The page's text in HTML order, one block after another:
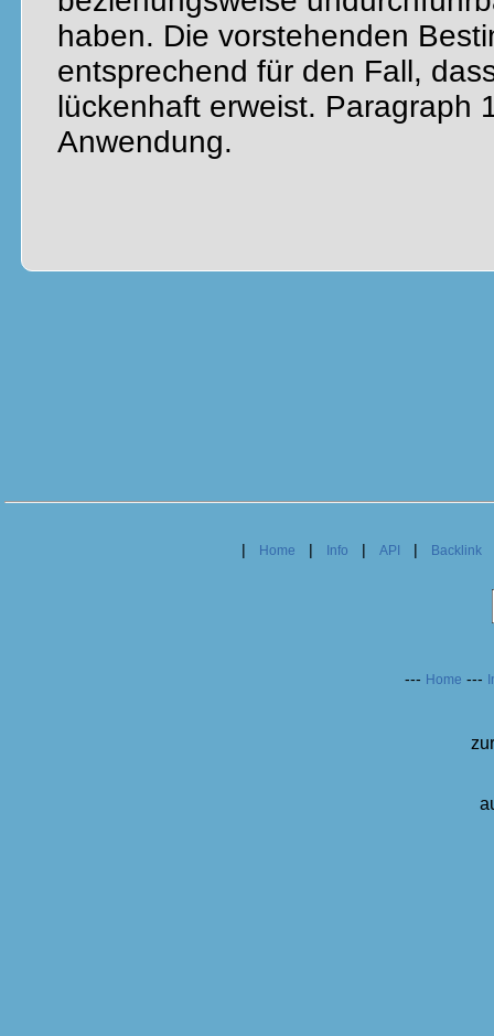
haben. Die vorstehenden
entsprechend für den Fall,
lückenhaft erweist. Paragraph
Anwendung.
| Home | Info | API | Backlink
--- Home ---